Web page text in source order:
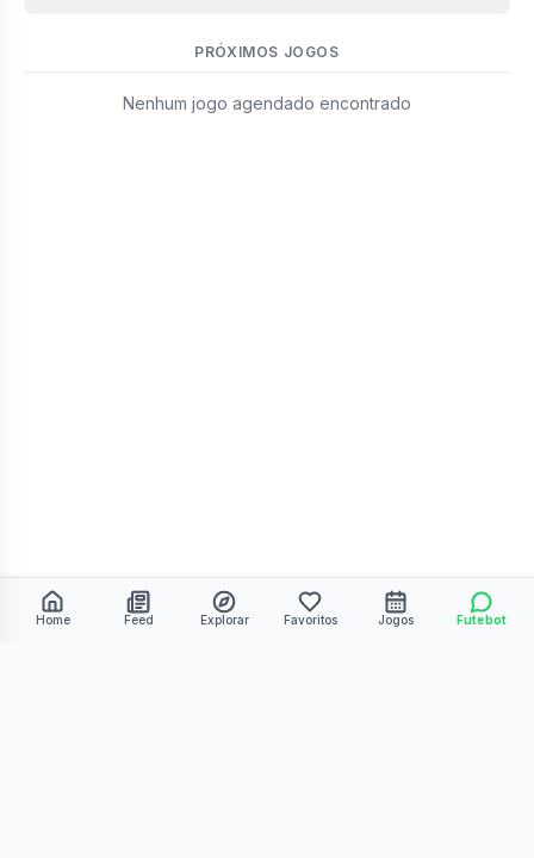
PRÓXIMOS JOGOS
Nenhum jogo agendado encontrado
Home Feed Explorar Favoritos Jogos Futebot